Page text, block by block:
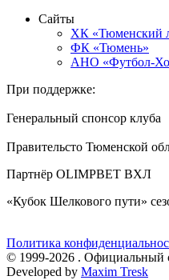
Сайты
ХК «Тюменский
ФК «Тюмень»
АНО «Футбол-
При поддержке:
Генеральный спонсор клуба
Правительсто Тюменской
Партнёр OLIMPBET ВХЛ
«Кубок Шелкового пути»
Политика
© 1999-2026 . Официальный
Developed by Maxim Tresk